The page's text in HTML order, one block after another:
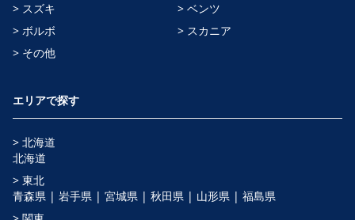
> スズキ
> ベンツ
> ボルボ
> スカニア
> その他
エリアで探す
> 北海道
北海道
> 東北
青森県 | 岩手県 | 宮城県 | 秋田県 | 山形県 | 福島県